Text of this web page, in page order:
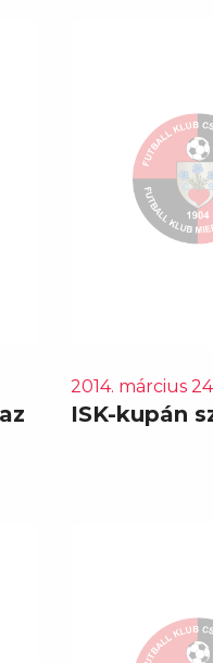
2014. március
ISK-kupán